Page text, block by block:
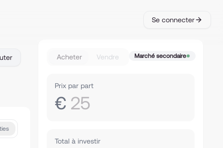
Se connecter
Acheter Vendre Marché secondaire
Prix par part
€ 25
Total à investir